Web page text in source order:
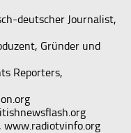
deutscher Journalist,
Gründer und
Reporters,
www.radiotvinfo.org